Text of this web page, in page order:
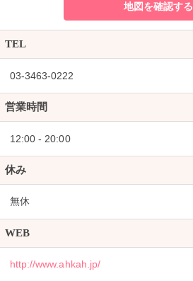
地図を確認する
TEL
03-3463-0222
営業時間
12:00 - 20:00
休み
無休
WEB
http://www.ahkah.jp/